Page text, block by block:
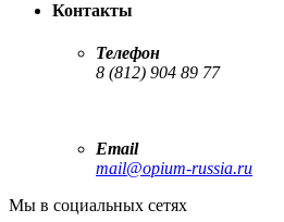
Контакты
Телефон
8 (812) 904 89 77
Email
mail@opium-russia.ru
Мы в социальных сетях